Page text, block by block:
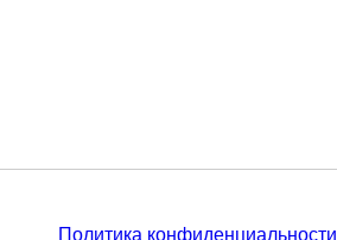
Политика конфиденциальности